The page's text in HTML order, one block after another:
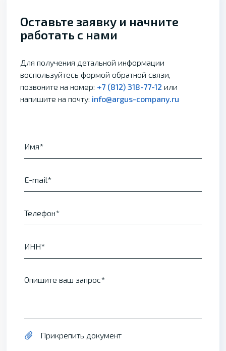
Оставьте заявку и начните
работать с нами
Для получения детальной информации
воспользуйтесь формой обратной связи,
позвоните на номер: +7 (812) 318-77-12 или
напишите на почту: info@argus-company.ru
Имя
E-mail
Телефон
ИНН
Опишите ваш запрос
Прикрепить документ